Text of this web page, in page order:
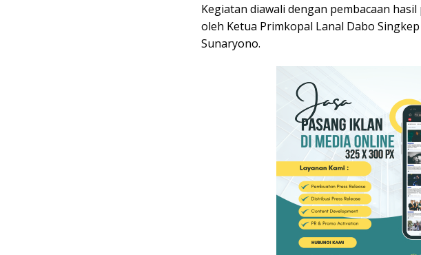
Kegiatan diawali dengan pembacaan
oleh Ketua Primkopal Lanal Dabo
Sunaryono.